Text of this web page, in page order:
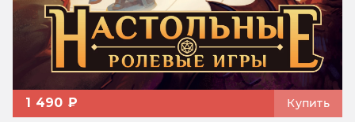
1 490 ₽ Купить